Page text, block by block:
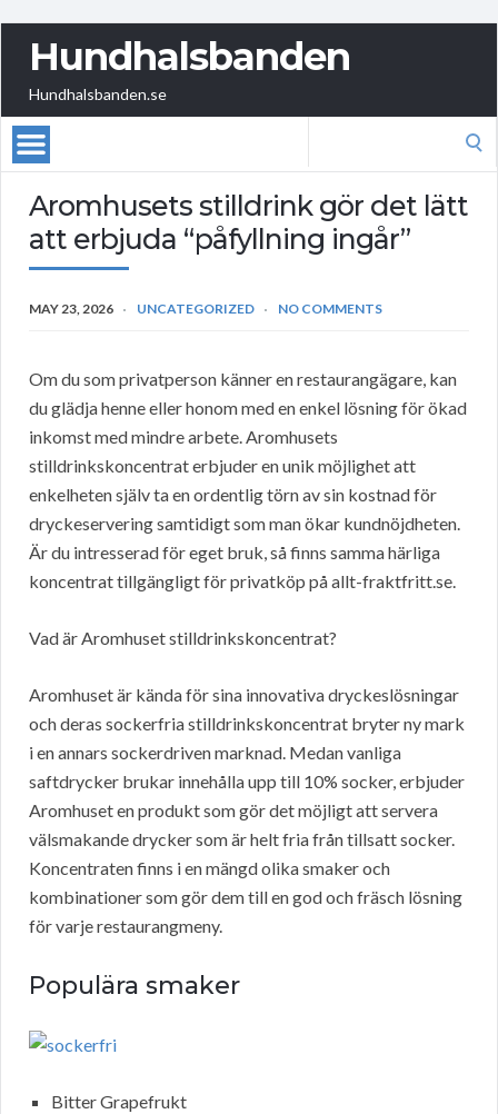
Hundhalsbanden
Hundhalsbanden.se
Aromhusets stilldrink gör det lätt
att erbjuda “påfyllning ingår”
MAY 23, 2026 UNCATEGORIZED NO COMMENTS
Om du som privatperson känner en restaurangägare, kan
du glädja henne eller honom med en enkel lösning för ökad
inkomst med mindre arbete. Aromhusets
stilldrinkskoncentrat erbjuder en unik möjlighet att
enkelheten själv ta en ordentlig törn av sin kostnad för
dryckeservering samtidigt som man ökar kundnöjdheten.
Är du intresserad för eget bruk, så finns samma härliga
koncentrat tillgängligt för privatköp på allt-fraktfritt.se.
Vad är Aromhuset stilldrinkskoncentrat?
Aromhuset är kända för sina innovativa dryckeslösningar
och deras sockerfria stilldrinkskoncentrat bryter ny mark
i en annars sockerdriven marknad. Medan vanliga
saftdrycker brukar innehålla upp till 10% socker, erbjuder
Aromhuset en produkt som gör det möjligt att servera
välsmakande drycker som är helt fria från tillsatt socker.
Koncentraten finns i en mängd olika smaker och
kombinationer som gör dem till en god och fräsch lösning
för varje restaurangmeny.
Populära smaker
Bitter Grapefrukt